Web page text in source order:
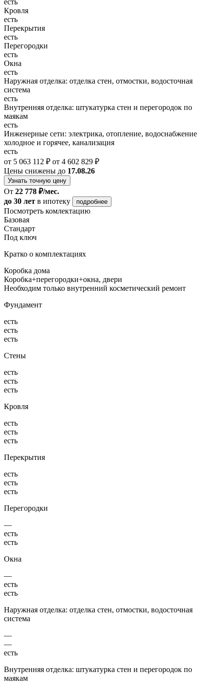
Кровля
есть
Перекрытия
есть
Перегородки
есть
Окна
есть
Наружная отделка: отделка стен, отмостки, водосточная
система
есть
Внутренняя отделка: штукатурка стен и перегородок по
маякам
есть
Инженерные сети: электрика, отопление, водоснабжение
холодное и горячее, канализация
есть
от 5 063 112 ₽ от 4 602 829 ₽
Цены снижены до 17.08.26
Узнать точную цену
От 22 778 ₽/мес.
до 30 лет в ипотеку подробнее
Посмотреть комлектацию
Базовая
Стандарт
Под ключ
Кратко о комплектациях
Коробка дома
Коробка+перегородки+окна, двери
Необходим только внутренний косметический ремонт
Фундамент
есть
есть
есть
Стены
есть
есть
есть
Кровля
есть
есть
есть
Перекрытия
есть
есть
есть
Перегородки
—
есть
есть
Окна
—
есть
есть
Наружная отделка: отделка стен, отмостки, водосточная
система
—
—
есть
Внутренняя отделка: штукатурка стен и перегородок по
маякам